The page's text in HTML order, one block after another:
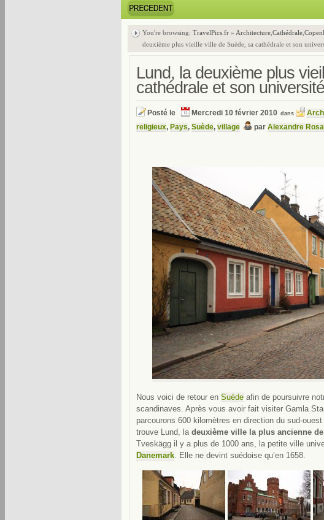
You're browsing: TravelPics.fr » Architecture Cathédrale
deuxième plus vieille ville de Suède, sa cathédrale et son
Lund, la deuxième plus
cathédrale et son université
Posté le Mercredi 10 février 2010 dans
religieux, Pays, Suède, village par Alexandre Rosa
Nous voici de retour en Suède afin de poursuivre
scandinaves. Après vous avoir fait visiter Gamla
parcourons 600 kilomètres en direction du sud-
trouve Lund, la deuxième ville la plus ancienne
Tveskägg il y a plus de 1000 ans, la petite ville
Danemark. Elle ne devint suédoise qu’en 1658.